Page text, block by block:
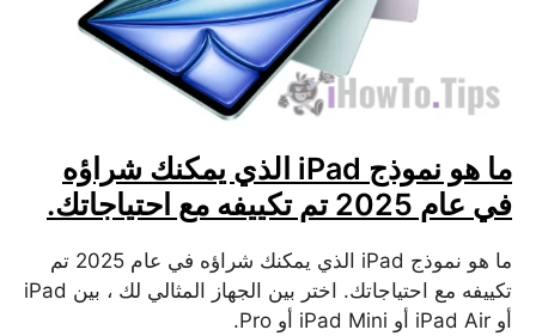
ما هو نموذج iPad الذي يمكنك شراؤه
في عام 2025 تم تكييفه مع احتياجاتك.
ما هو نموذج iPad الذي يمكنك شراؤه في عام 2025 تم
تكييفه مع احتياجاتك. اختر بين الجهاز المثالي لك ، بين iPad
أو iPad Air أو iPad Mini أو Pro.